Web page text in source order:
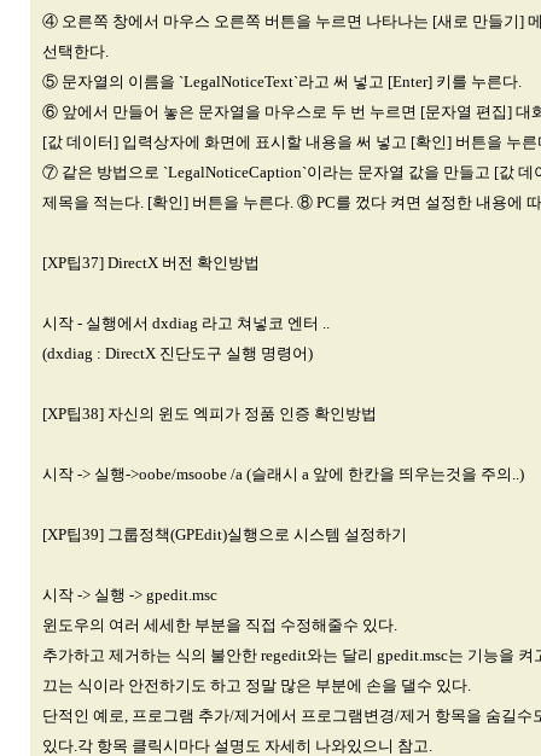
④ 오른쪽 창에서 마우스 오른쪽 버튼을 누르면 나타나는 [새로 만들기]
선택한다.
⑤ 문자열의 이름을 `LegalNoticeText`라고 써 넣고 [Enter] 키를 누른다.
⑥ 앞에서 만들어 놓은 문자열을 마우스로 두 번 누르면 [문자열 편집] 대
[값 데이터] 입력상자에 화면에 표시할 내용을 써 넣고 [확인] 버튼을 누른
⑦ 같은 방법으로 `LegalNoticeCaption`이라는 문자열 값을 만들고 [값 데
제목을 적는다. [확인] 버튼을 누른다. ⑧ PC를 껐다 켜면 설정한 내용에
[XP팁37] DirectX 버전 확인방법
시작 - 실행에서 dxdiag 라고 쳐넣코 엔터 ..
(dxdiag : DirectX 진단도구 실행 명령어)
[XP팁38] 자신의 윈도 엑피가 정품 인증 확인방법
시작 -> 실행->oobe/msoobe /a (슬래시 a 앞에 한칸을 띄우는것을 주의..)
[XP팁39] 그룹정책(GPEdit)실행으로 시스템 설정하기
시작 -> 실행 -> gpedit.msc
윈도우의 여러 세세한 부분을 직접 수정해줄수 있다.
추가하고 제거하는 식의 불안한 regedit와는 달리 gpedit.msc는 기능을 켜
끄는 식이라 안전하기도 하고 정말 많은 부분에 손을 댈수 있다.
단적인 예로, 프로그램 추가/제거에서 프로그램변경/제거 항목을 숨길수
있다.각 항목 클릭시마다 설명도 자세히 나와있으니 참고.